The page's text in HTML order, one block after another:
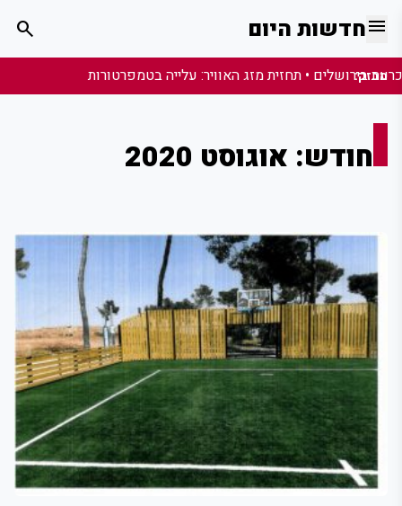
menuחדשות היום search
מבזק:
חודש: אוגוסט 2020